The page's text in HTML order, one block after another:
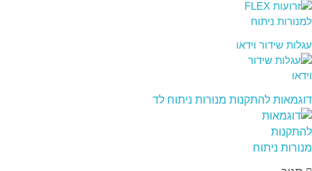
עגלות שידור וידאו
דוגמאות להתקנות מנורות ניתוח לד